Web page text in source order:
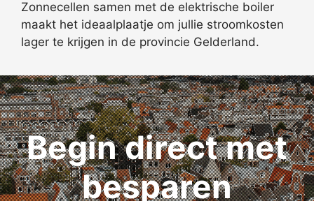
Zonnecellen samen met de elektrische boiler
maakt het ideaalplaatje om jullie stroomkosten
lager te krijgen in de provincie Gelderland.
Begin direct met
besparen